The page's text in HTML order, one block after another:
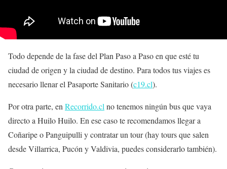
Todo depende de la fase del Plan Paso a Paso en que esté tu
ciudad de origen y la ciudad de destino. Para todos tus viajes es
necesario llenar el Pasaporte Sanitario (c19.cl).
Por otra parte, en Recorrido.cl no tenemos ningún bus que vaya
directo a Huilo Huilo. En ese caso te recomendamos llegar a
Coñaripe o Panguipulli y contratar un tour (hay tours que salen
desde Villarrica, Pucón y Valdivia, puedes considerarlo también).